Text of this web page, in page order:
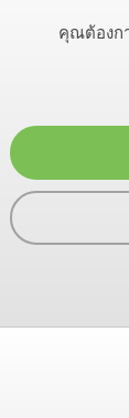
คุณต้องก